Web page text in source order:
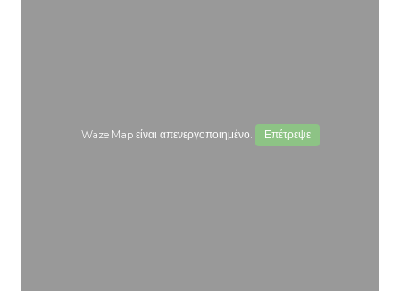
Waze Map είναι απενεργοποιημένο. Επέτρεψε